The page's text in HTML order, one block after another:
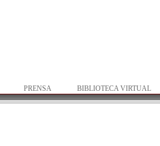
PRENSA BIBLIOTECA VIRTUAL